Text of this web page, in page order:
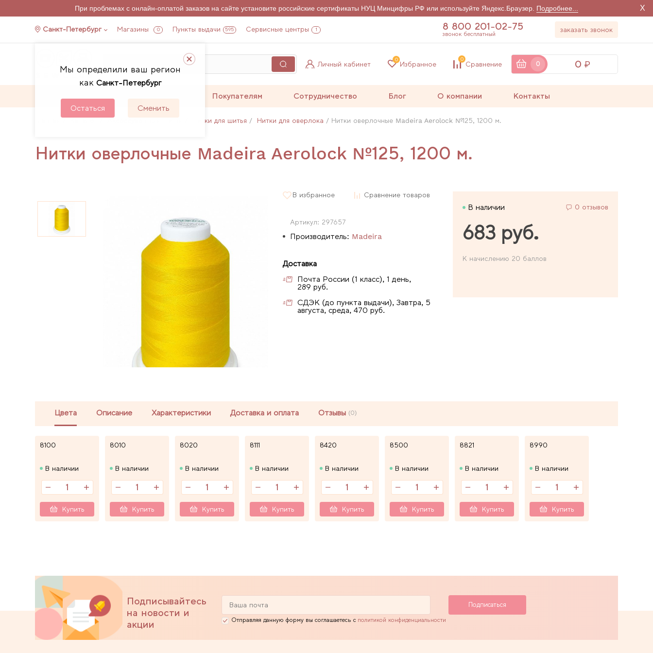
При проблемах с онлайн-оплатой заказов на сайте установите российские сертификаты НУЦ Минцифры РФ или используйте Яндекс.Браузер. Подробнее... X
Санкт-Петербург Магазины 0 Пункты выдачи 595 Сервисные центры 1
Мы определили ваш регион
как Санкт-Петербург
Остаться Сменить
8 800 201-02-75
звонок бесплатный
заказать звонок
Личный кабинет Избранное
0
Сравнение
0
0 0
Покупателям Сотрудничество Блог О компании Контакты
Каталог Аксессуары для шитья Нитки для шитья Нитки для оверлока Нитки оверлочные Madeira Aerolock №125, 1200 м.
Нитки оверлочные Madeira Aerolock №125, 1200 м.
В избранное Сравнение товаров
Артикул: 297657
Производитель: Madeira
Доставка
Почта России (1 класс), 1 день,
289 руб.
СДЭК (до пункта выдачи), Завтра, 5
августа, среда, 470 руб.
В наличии 0 отзывов
683 руб.
К начислению 20 баллов
Цвета Описание Характеристики Доставка и оплата Отзывы (0)
8100
В наличии
Купить
8010
В наличии
Купить
8020
В наличии
Купить
8111
В наличии
Купить
8420
В наличии
Купить
8500
В наличии
Купить
8821
В наличии
Купить
8990
В наличии
Купить
Подписывайтесь
на новости и
акции
Отправляя данную форму вы соглашаетесь с политикой конфиденциальности